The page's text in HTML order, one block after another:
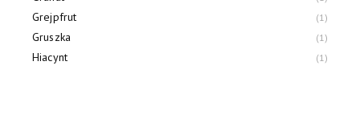
Grejpfrut 1
Gruszka 1
Hiacynt 1